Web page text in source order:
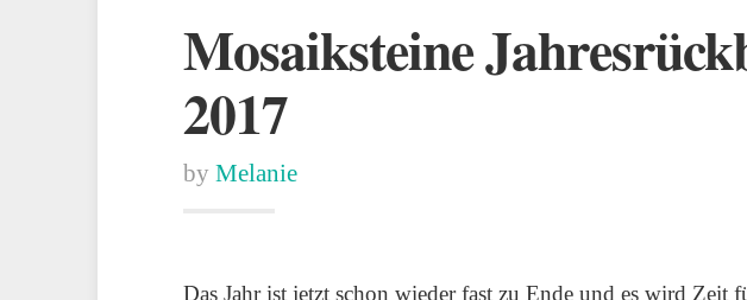
Mosaiksteine
2017
by Melanie
Das Jahr ist jetzt schon wieder fast zu Ende und es wird Zeit